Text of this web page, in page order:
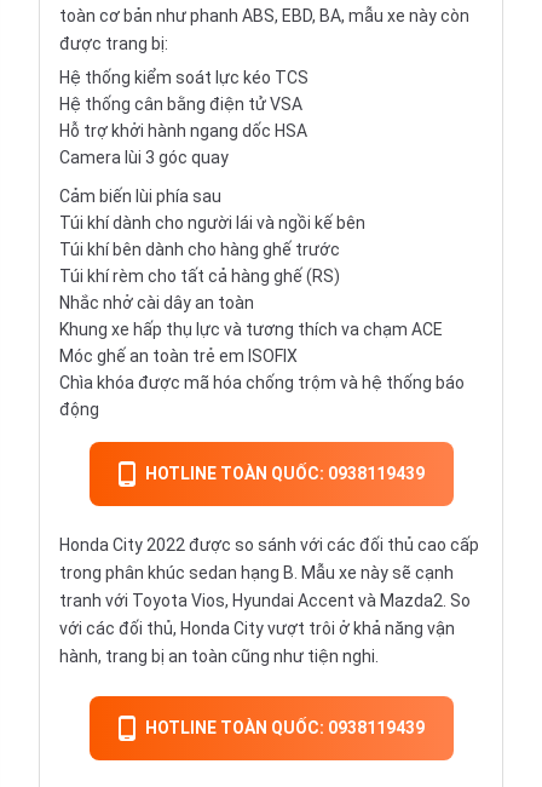
toàn cơ bản như phanh ABS, EBD, BA, mẫu xe này còn
được trang bị:
Hệ thống kiểm soát lực kéo TCS
Hệ thống cân bằng điện tử VSA
Hỗ trợ khởi hành ngang dốc HSA
Camera lùi 3 góc quay
Cảm biến lùi phía sau
Túi khí dành cho người lái và ngồi kế bên
Túi khí bên dành cho hàng ghế trước
Túi khí rèm cho tất cả hàng ghế (RS)
Nhắc nhở cài dây an toàn
Khung xe hấp thụ lực và tương thích va chạm ACE
Móc ghế an toàn trẻ em ISOFIX
Chìa khóa được mã hóa chống trộm và hệ thống báo
động
HOTLINE TOÀN QUỐC: 0938119439
Honda City 2022 được so sánh với các đối thủ cao cấp
trong phân khúc sedan hạng B. Mẫu xe này sẽ cạnh
tranh với Toyota Vios, Hyundai Accent và Mazda2. So
với các đối thủ, Honda City vượt trôi ở khả năng vận
hành, trang bị an toàn cũng như tiện nghi.
HOTLINE TOÀN QUỐC: 0938119439